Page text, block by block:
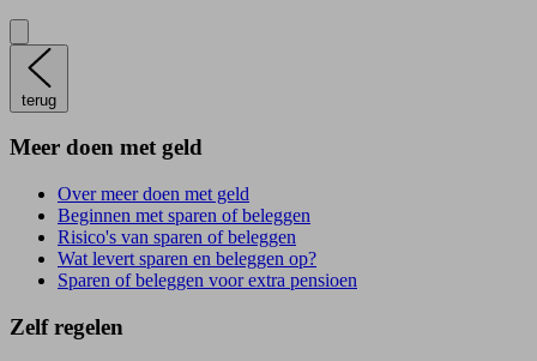
terug
Meer doen met geld
Over meer doen met geld
Beginnen met sparen of beleggen
Risico's van sparen of beleggen
Wat levert sparen en beleggen op?
Sparen of beleggen voor extra pensioen
Zelf regelen